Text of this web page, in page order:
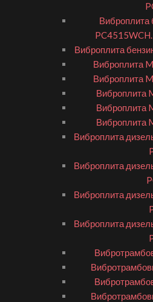
Виброплита
Виброплита
Виброплита
Виброплита
Виброплита
Виброплита
Виброплита
Виброплита
Виброплита
Виброплита
Виброплита